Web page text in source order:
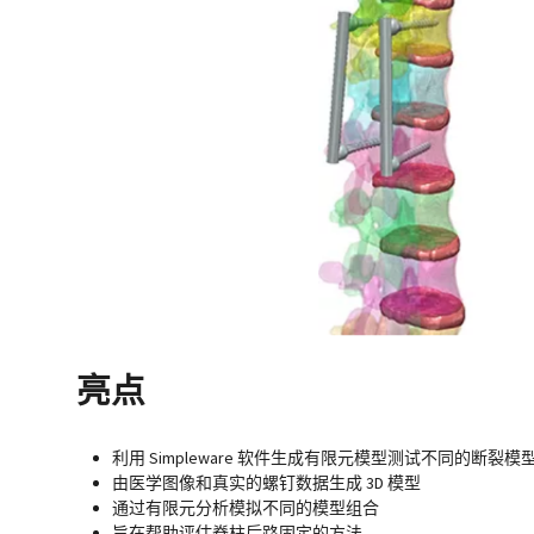
亮点
利用 Simpleware 软件生成有限元模型测试不同的断裂模
由医学图像和真实的螺钉数据生成 3D 模型
通过有限元分析模拟不同的模型组合